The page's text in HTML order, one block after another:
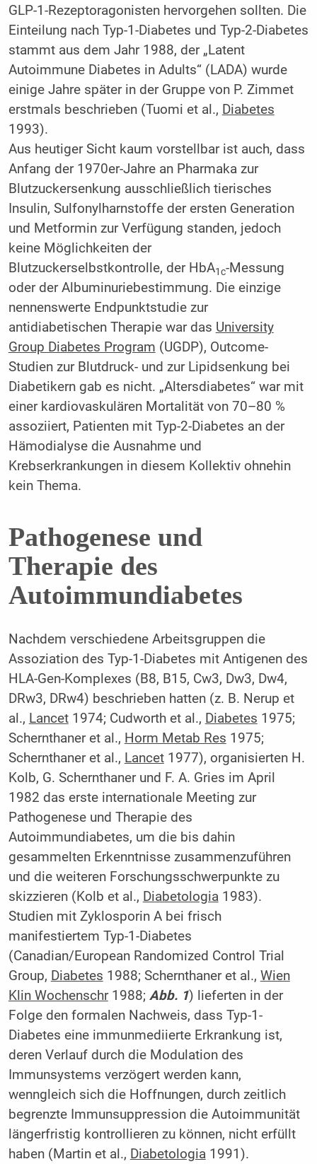
GLP-1-Rezeptoragonisten hervorgehen sollten. Die
Einteilung nach Typ-1-Diabetes und Typ-2-Diabetes
stammt aus dem Jahr 1988, der „Latent
Autoimmune Diabetes in Adults“ (LADA) wurde
einige Jahre später in der Gruppe von P. Zimmet
erstmals beschrieben (Tuomi et al., Diabetes
1993).
Aus heutiger Sicht kaum vorstellbar ist auch, dass
Anfang der 1970er-Jahre an Pharmaka zur
Blutzuckersenkung ausschließlich tierisches
Insulin, Sulfonylharnstoffe der ersten Generation
und Metformin zur Verfügung standen, jedoch
keine Möglichkeiten der
Blutzuckerselbstkontrolle, der HbA1c-Messung
oder der Albuminuriebestimmung. Die einzige
nennenswerte Endpunktstudie zur
antidiabetischen Therapie war das University
Group Diabetes Program (UGDP), Outcome-
Studien zur Blutdruck- und zur Lipidsenkung bei
Diabetikern gab es nicht. „Altersdiabetes“ war mit
einer kardiovaskulären Mortalität von 70–80 %
assoziiert, Patienten mit Typ-2-Diabetes an der
Hämodialyse die Ausnahme und
Krebserkrankungen in diesem Kollektiv ohnehin
kein Thema.
Pathogenese und
Therapie des
Autoimmundiabetes
Nachdem verschiedene Arbeitsgruppen die
Assoziation des Typ-1-Diabetes mit Antigenen des
HLA-Gen-Komplexes (B8, B15, Cw3, Dw3, Dw4,
DRw3, DRw4) beschrieben hatten (z. B. Nerup et
al., Lancet1974; Cudworth et al., Diabetes 1975;
Schernthaner et al., Horm Metab Res 1975;
Schernthaner et al., Lancet1977), organisierten H.
Kolb, G. Schernthaner und F. A. Gries im April
1982 das erste internationale Meeting zur
Pathogenese und Therapie des
Autoimmundiabetes, um die bis dahin
gesammelten Erkenntnisse zusammenzuführen
und die weiteren Forschungsschwerpunkte zu
skizzieren (Kolb et al., Diabetologia1983).
Studien mit Zyklo­sporin A bei frisch
manifestiertem Typ-1-Diabetes
(Canadian/European Randomized Control Trial
Group, Diabetes 1988; Schernthaner et al., Wien
Klin Wochenschr1988; Abb. 1) lieferten in der
Folge den formalen Nachweis, dass Typ-1-
Diabetes eine immunmediierte Erkrankung ist,
deren Verlauf durch die Modulation des
Immunsystems verzögert werden kann,
wenngleich sich die Hoffnungen, durch zeitlich
begrenzte Immunsuppression die Autoimmunität
längerfristig kontrollieren zu können, nicht erfüllt
haben (Martin et al., Diabetologia1991).